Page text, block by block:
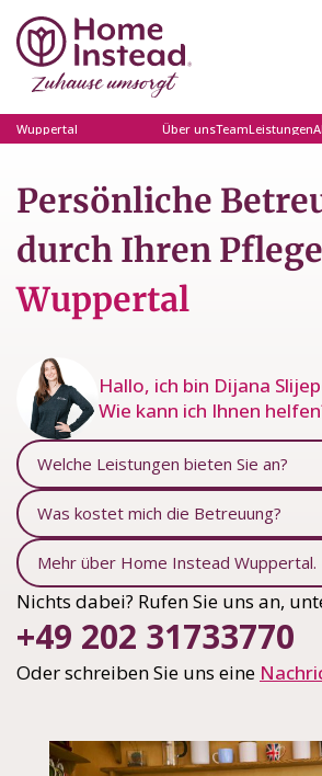
Wuppertal Über unsTeamLeistungen
Persönliche
durch Ihren
Wuppertal
Hallo, ich bin Dijana
Wie kann ich Ihnen
Welche Leistungen bieten Sie an?
Was kostet mich die Betreuung?
Mehr über Home Instead Wuppertal.
Nichts dabei? Rufen Sie uns an,
+49 202 31733770
Oder schreiben Sie uns eine